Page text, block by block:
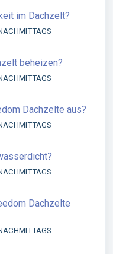
im Dachzelt?
beheizen?
Dachzelte aus?
Dachzelte